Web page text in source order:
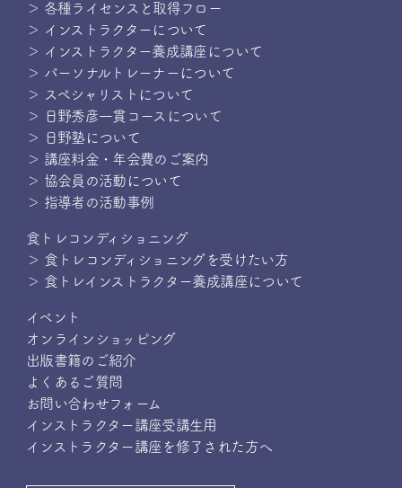
＞ 各種ライセンスと取得フロー
＞ インストラクターについて
＞ インストラクター養成講座について
＞ パーソナルトレーナーについて
＞ スペシャリストについて
＞ 日野秀彦一貫コースについて
＞ 日野塾について
＞ 講座料金・年会費のご案内
＞ 協会員の活動について
＞ 指導者の活動事例
食トレコンディショニング
＞ 食トレコンディショニングを受けたい方
＞ 食トレインストラクター養成講座について
イベント
オンラインショッピング
出版書籍のご紹介
よくあるご質問
お問い合わせフォーム
インストラクター講座受講生用
インストラクター講座を修了された方へ